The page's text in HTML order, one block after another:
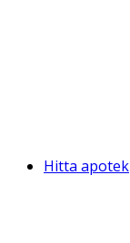
Hitta apotek